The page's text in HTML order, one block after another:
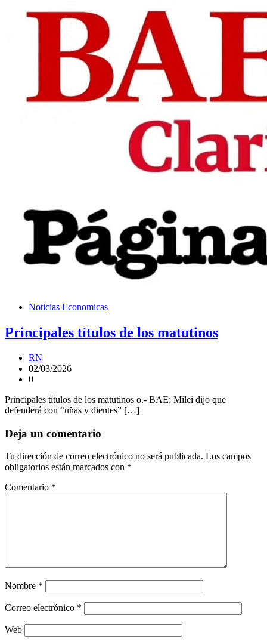
Noticias Economicas
Principales títulos de los matutinos
RN
02/03/2026
0
Principales títulos de los matutinos o.- BAE: Milei dijo que
defenderá con “uñas y dientes” […]
Deja un comentario
Tu dirección de correo electrónico no será publicada. Los campos
obligatorios están marcados con *
Comentario *
Nombre *
Correo electrónico *
Web